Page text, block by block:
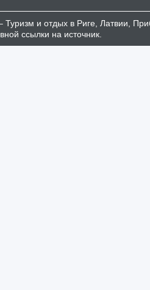
и отдых в Риге, Латвии,
ссылки на источник.